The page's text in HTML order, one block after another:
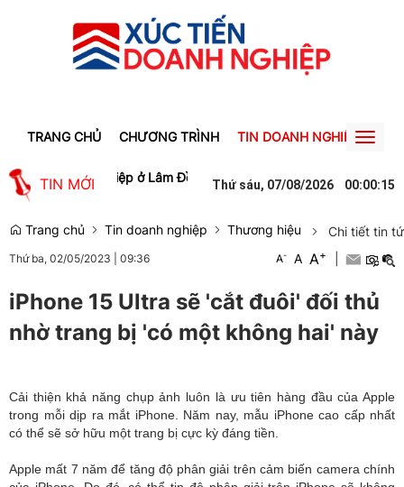
TRANG CHỦ CHƯƠNG TRÌNH TIN DOANH NGHIỆP Toggle
TIN MỚI
khu công nghiệp ở Lâm Đồng săn đón Lào Cai: Tạm giữ 686
Thứ sáu, 07/08/2026 00:00:15
Trang chủ Tin doanh nghiệp Thương hiệu Chi tiết tin
Thứ ba, 02/05/2023 09:36 A- A A+
iPhone 15 Ultra sẽ 'cắt đuôi' đối thủ
nhờ trang bị 'có một không hai' này
Cải thiện khả năng chụp ảnh luôn là ưu tiên hàng đầu của Apple
trong mỗi dịp ra mắt iPhone. Năm nay, mẫu iPhone cao cấp nhất
có thể sẽ sở hữu một trang bị cực kỳ đáng tiền.
Apple mất 7 năm để tăng độ phân giải trên cảm biến camera chính